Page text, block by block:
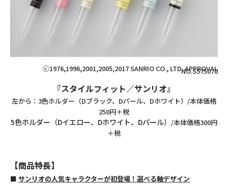
ⓒ1976,1996,2001,2005,2017 SANRIO CO., LTD. APPROVAL
NO.S575070
『スタイルフィット／サンリオ』
左から：3色ホルダー（Dブラック、Dパール、Dホワイト） /本体価格
250円＋税
5色ホルダー（Dイエロー、Dホワイト、Dパール） /本体価格300円
＋税
【商品特長】
■ サンリオの人気キャラクターが初登場！選べる軸デザイン